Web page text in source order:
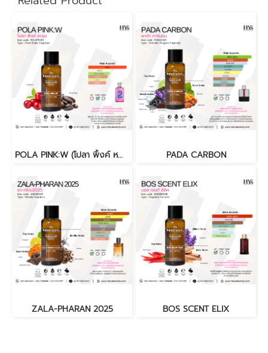
POLA PINK:W (โปลา พิ้งค์ หญิง) PADA CARBON
ZALA-PHARAN 2025 BOS SCENT ELIX